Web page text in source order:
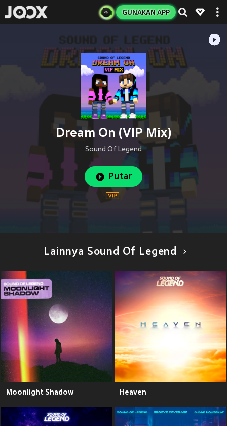
GUNAKAN APP
Dream On (VIP Mix)
Sound Of Legend
Putar
Lainnya Sound Of Legend
Moonlight Shadow Heaven